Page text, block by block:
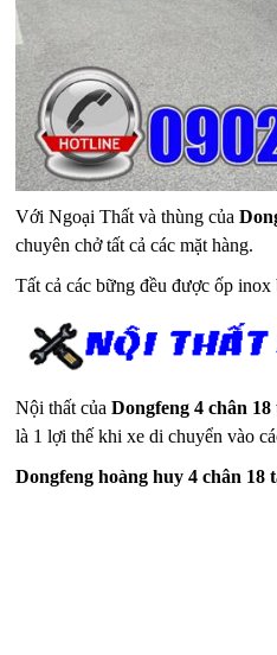
Với Ngoại Thất và thùng của
chuyên chở tất cả các mặt hàng.
Tất cả các bững đều được ốp
Nội thất củaDongfeng 4 chân
là 1 lợi thế khi xe di chuyển vào
Dongfeng hoàng huy 4 chân 18